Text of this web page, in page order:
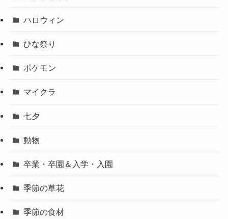
ハロウィン
ひな祭り
ポケモン
マイクラ
七夕
動物
卒業・卒園＆入学・入園
季節の草花
季節の食材